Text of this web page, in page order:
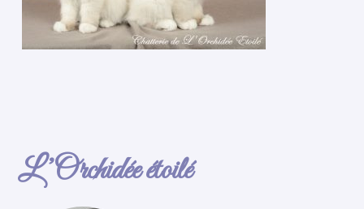
L’Orchidée étoilé